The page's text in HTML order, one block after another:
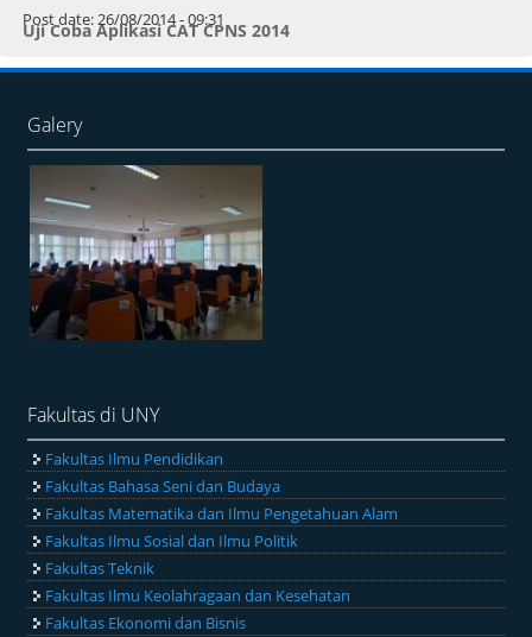
Post date:26/08/2014 - 09:31
Uji Coba Aplikasi CAT CPNS 2014
Galery
Fakultas di UNY
Fakultas Ilmu Pendidikan
Fakultas Bahasa Seni dan Budaya
Fakultas Matematika dan Ilmu Pengetahuan Alam
Fakultas Ilmu Sosial dan Ilmu Politik
Fakultas Teknik
Fakultas Ilmu Keolahragaan dan Kesehatan
Fakultas Ekonomi dan Bisnis